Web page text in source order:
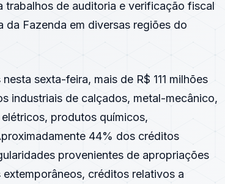
trabalhos de auditoria e verificação fiscal
da Fazenda em diversas regiões do
sexta-feira, mais de R$ 111 milhões
industriais de calçados, metal-mecânico,
produtos químicos,
44% dos créditos
provenientes de apropriações
créditos relativos a